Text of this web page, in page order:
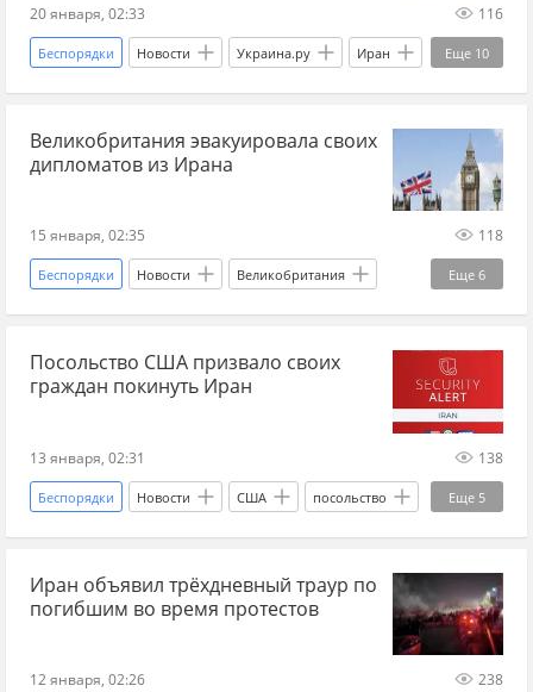
20 января, 02:33 116
Еще 10
Беспорядки Новости Украина.ру Иран
Давос МИД США Израиль
Дональд Трамп Масуд Пезешкиани
протесты
Международная политика
Великобритания эвакуировала своих
дипломатов из Ирана
15 января, 02:35 118
Еще 6
Беспорядки Новости Великобритания
Иран Ближний Восток конфликт
посольство эвакуация
международные отношения
Посольство США призвало своих
граждан покинуть Иран
13 января, 02:31 138
Еще 5
Беспорядки Новости США посольство
Иран акции протеста Ближний Восток
эскалация международные отношения
Иран объявил трёхдневный траур по
погибшим во время протестов
12 января, 02:26 238